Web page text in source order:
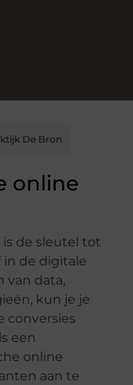
De Bron
online
de sleutel tot
in de digitale
van data,
kun je je
conversies
een
online
aan te